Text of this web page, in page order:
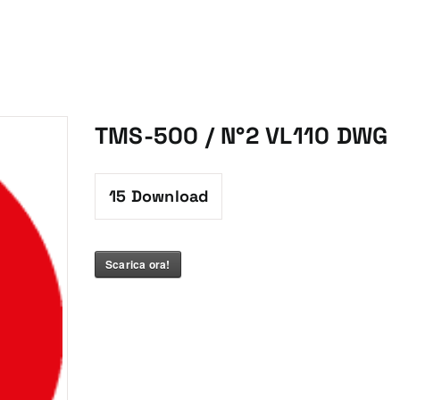
TMS-500 / N°2 VL110 DWG
15 Download
Scarica ora!